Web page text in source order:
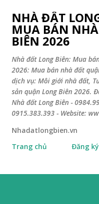
Chuyển
NHÀ ĐẤT
MUA BÁN
BIÊN 2026
Nhà đất Long Biên: Mua
2026: Mua bán nhà đất
dịch vụ: Môi giới nhà đất,
sản quận Long Biên 2026.
Nhà đất Long Biên -
0915.383.393 - Website:
Nhadatlongbien.vn
Trang chủ
Đăng